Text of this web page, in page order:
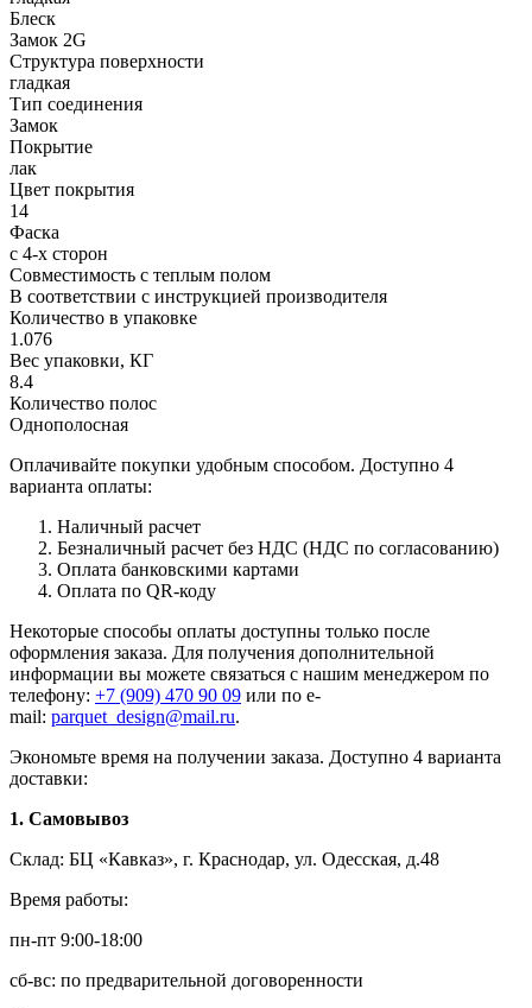
Блеск
Замок 2G
Структура поверхности
гладкая
Тип соединения
Замок
Покрытие
лак
Цвет покрытия
14
Фаска
с 4-х сторон
Совместимость с теплым полом
В соответствии с инструкцией производителя
Количество в упаковке
1.076
Вес упаковки, КГ
8.4
Количество полос
Однополосная
Оплачивайте покупки удобным способом. Доступно 4
варианта оплаты:
Наличный расчет
Безналичный расчет без НДС (НДС по согласованию)
Оплата банковскими картами
Оплата по QR-коду
Некоторые способы оплаты доступны только после
оформления заказа. Для получения дополнительной
информации вы можете связаться с нашим менеджером по
телефону: +7 (909) 470 90 09 или по e-
mail: parquet_design@mail.ru.
Экономьте время на получении заказа. Доступно 4 варианта
доставки:
1. Самовывоз
Склад: БЦ «Кавказ», г. Краснодар, ул. Одесская, д.48
Время работы:
пн-пт 9:00-18:00
сб-вс: по предварительной договоренности